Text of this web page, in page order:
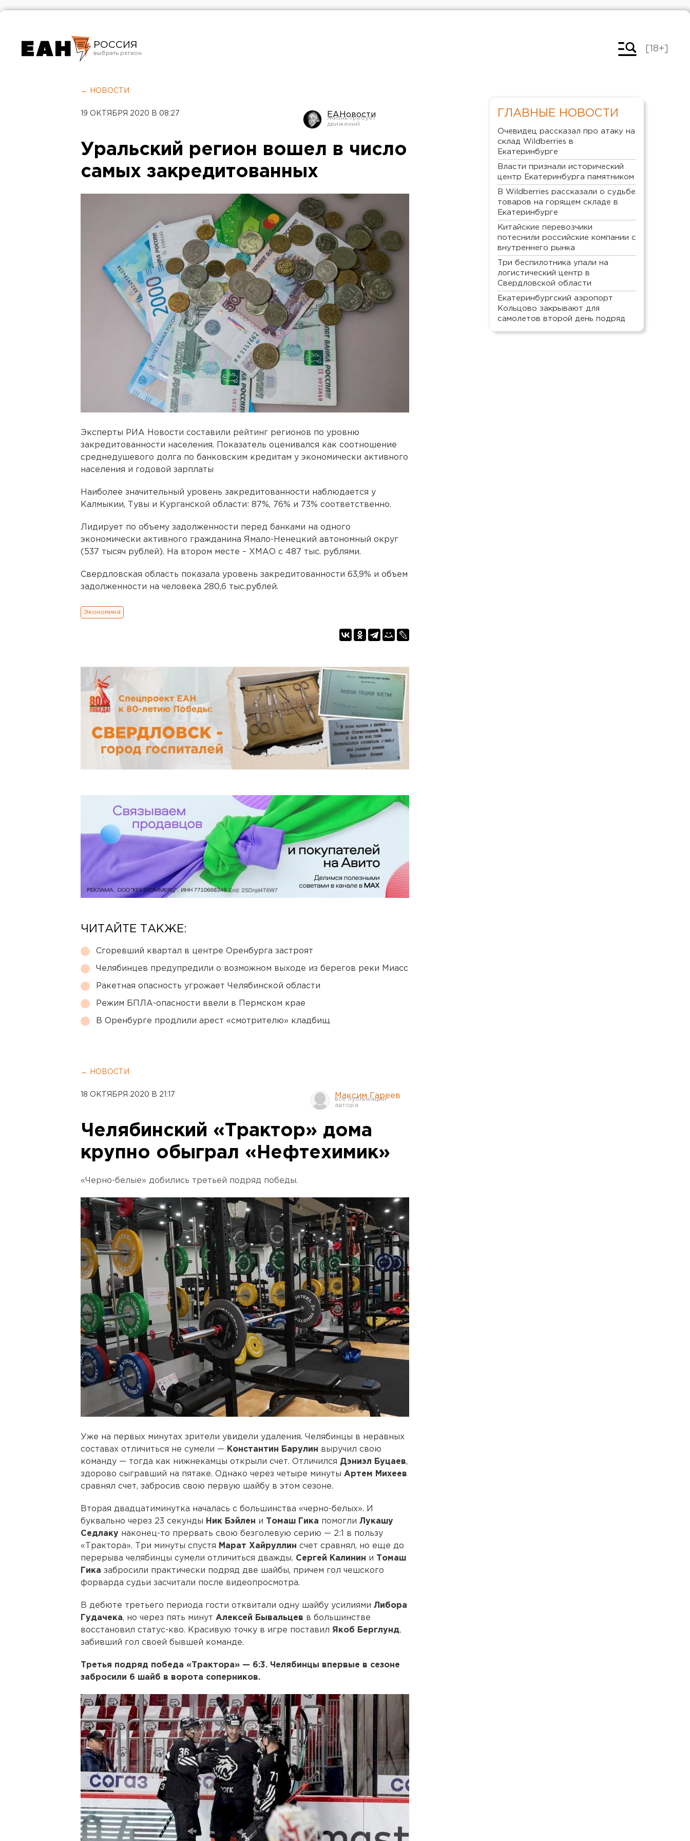
РОССИЯ
Челябинск
[18+]
← НОВОСТИ
19 ОКТЯБРЯ 2020 В 08:27 ЕАНовости
Уральский регион вошел в число
самых закредитованных
Эксперты РИА Новости составили рейтинг регионов по уровню
закредитованности населения. Показатель оценивался как соотношение
среднедушевого долга по банковским кредитам у экономически активного
населения и годовой зарплаты
Наиболее значительный уровень закредитованности наблюдается у
Калмыкии, Тувы и Курганской области: 87%, 76% и 73% соответственно.
Лидирует по объему задолженности перед банками на одного
экономически активного гражданина Ямало-Ненецкий автономный округ
(537 тысяч рублей). На втором месте – ХМАО c 487 тыс. рублями.
Свердловская область показала уровень закредитованности 63,9% и объем
задолженности на человека 280,6 тыс.рублей.
Экономика
ЧИТАЙТЕ ТАКЖЕ:
Сгоревший квартал в центре Оренбурга застроят
Челябинцев предупредили о возможном выходе из берегов реки Миасс
Ракетная опасность угрожает Челябинской области
Режим БПЛА-опасности ввели в Пермском крае
В Оренбурге продлили арест «смотрителю» кладбищ
← НОВОСТИ
18 ОКТЯБРЯ 2020 В 21:17 Максим Гареев
Челябинский «Трактор» дома
крупно обыграл «Нефтехимик»
«Черно-белые» добились третьей подряд победы.
Уже на первых минутах зрители увидели удаления. Челябинцы в неравных
составах отличиться не сумели — Константин Барулин выручил свою
команду — тогда как нижнекамцы открыли счет. Отличился Дэниэл Буцаев,
здорово сыгравший на пятаке. Однако через четыре минуты Артем Михеев
сравнял счет, забросив свою первую шайбу в этом сезоне.
Вторая двадцатиминутка началась с большинства «черно-белых». И
буквально через 23 секунды Ник Бэйлен и Томаш Гика помогли Лукашу
Седлаку наконец-то прервать свою безголевую серию — 2:1 в пользу
«Трактора». Три минуты спустя Марат Хайруллин счет сравнял, но еще до
перерыва челябинцы сумели отличиться дважды. Сергей Калинин и Томаш
Гика забросили практически подряд две шайбы, причем гол чешского
форварда судьи засчитали после видеопросмотра.
В дебюте третьего периода гости отквитали одну шайбу усилиями Либора
Гудачека, но через пять минут Алексей Бывальцев в большинстве
восстановил статус-кво. Красивую точку в игре поставил Якоб Берглунд,
забивший гол своей бывшей команде.
Третья подряд победа «Трактора» — 6:3. Челябинцы впервые в сезоне
забросили 6 шайб в ворота соперников.
ГЛАВНЫЕ НОВОСТИ
Очевидец рассказал про атаку на
склад Wildberries в
Екатеринбурге
Власти признали исторический
центр Екатеринбурга памятником
В Wildberries рассказали о судьбе
товаров на горящем складе в
Екатеринбурге
Китайские перевозчики
потеснили российские компании с
внутреннего рынка
Три беспилотника упали на
логистический центр в
Свердловской области
Екатеринбургский аэропорт
Кольцово закрывают для
самолетов второй день подряд